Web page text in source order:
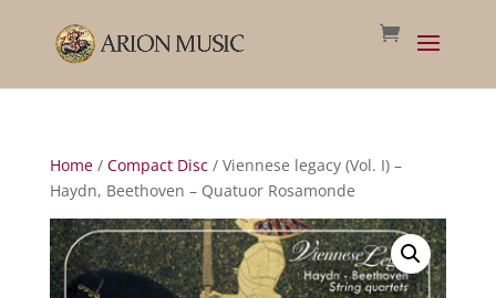
Home/ Compact Disc/ Viennese legacy (Vol. I) –
Haydn, Beethoven – Quatuor Rosamonde